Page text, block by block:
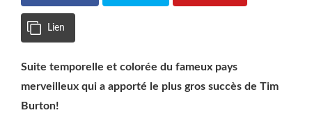
Lien
Suite temporelle et colorée du fameux pays
merveilleux qui a apporté le plus gros succès de Tim
Burton!